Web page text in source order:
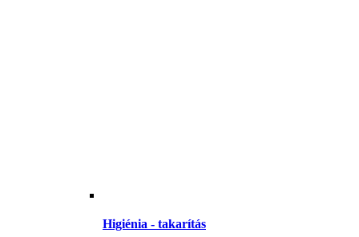
Higiénia - takarítás